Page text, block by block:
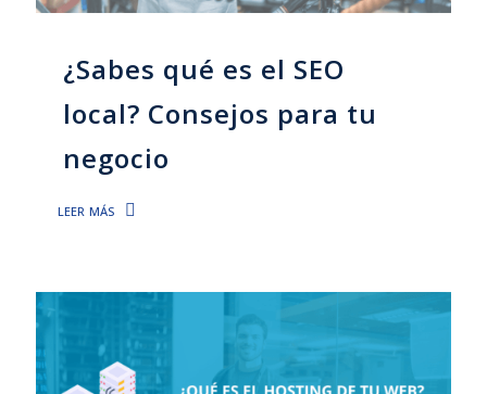
¿Sabes qué es el SEO
local? Consejos para tu
negocio
leer más